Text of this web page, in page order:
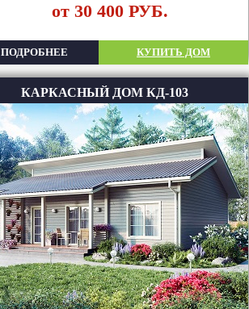
от 30 400 РУБ.
ПОДРОБНЕЕ КУПИТЬ ДОМ
КАРКАСНЫЙ ДОМ КД-103